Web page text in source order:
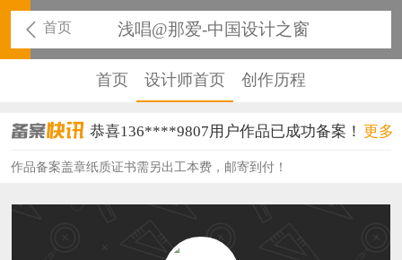
首页 浅唱@那爱-中国设计之窗
首页 设计师首页 创作历程
恭喜136****9807用户作品已成功备案！
恭喜159****4930用户作品已成功备案！
恭喜150****6483用户作品已成功备案！
恭喜131****2473用户作品已成功备案！
更多
作品备案盖章纸质证书需另出工本费，邮寄到付！